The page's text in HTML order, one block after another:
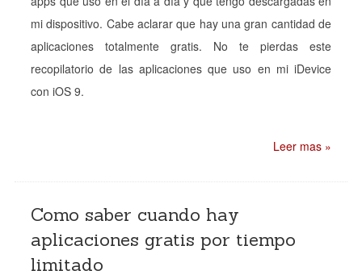
mi dispositivo. Cabe aclarar que hay una gran cantidad de
aplicaciones totalmente gratis. No te pierdas este
recopilatorio de las aplicaciones que uso en mi iDevice
con iOS 9.
Leer mas »
Como saber cuando hay
aplicaciones gratis por tiempo
limitado